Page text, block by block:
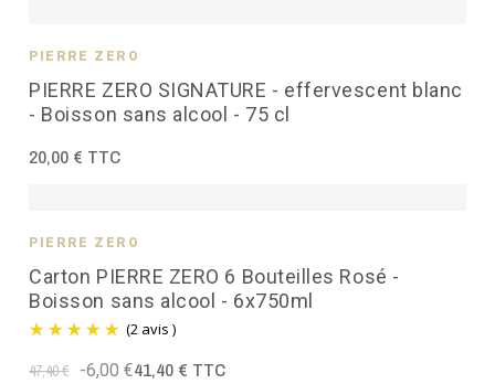
PIERRE ZERO SIGNATURE - effervescent blanc
- Boisson sans alcool - 75 cl
PIERRE ZÉRO
20,00 € TTC
Carton PIERRE ZERO 6 Bouteilles Rosé -
Boisson sans alcool - 6x750ml
(2 avis )
PIERRE ZÉRO
47,40 € -6,00 €41,40 € TTC